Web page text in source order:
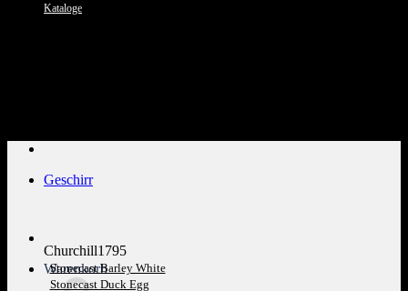
Kataloge
Warenkorb
Geschirr
Churchill1795
Stonecast Barley White
Stonecast Duck Egg